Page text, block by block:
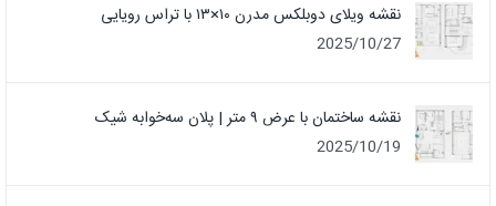
نقشه ویلای دوبلکس مدرن ۱۰×۱۳ با تراس رویایی
2025/10/27
نقشه ساختمان با عرض ۹ متر | پلان سه‌خوابه شیک
2025/10/19